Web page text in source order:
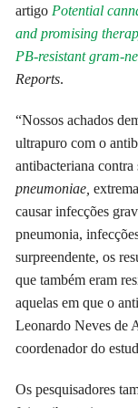
artigo Potential
and promising
PB-resistant gram-
Reports.
“Nossos achados
ultrapuro com o
antibacteriana contra
pneumoniae,
causar infecções
pneumonia,
surpreendente, os
que também eram
aquelas em que o
Leonardo Neves de
coordenador do
Os pesquisadores